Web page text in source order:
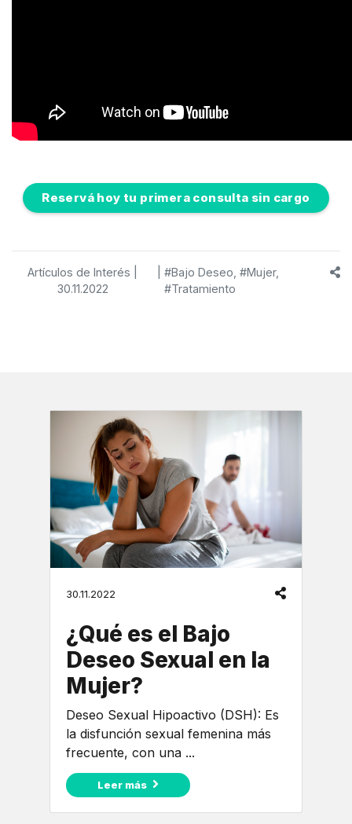
Reservá hoy tu primera consulta sin cargo
Artículos de Interés
30.11.2022
#Bajo Deseo, #Mujer,
#Tratamiento
30.11.2022
¿Qué es el Bajo
Deseo Sexual en la
Mujer?
Deseo Sexual Hipoactivo (DSH): Es
la disfunción sexual femenina más
frecuente, con una ...
Leer más